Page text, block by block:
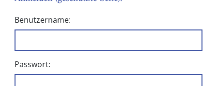
Benutzername:
Passwort: